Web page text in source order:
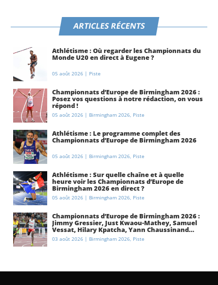
ARTICLES RÉCENTS
Athlétisme : Où regarder les Championnats du
Monde U20 en direct à Eugene ?
05 août 2026 | Piste
Championnats d’Europe de Birmingham 2026 :
Posez vos questions à notre rédaction, on vous
répond !
05 août 2026 | Birmingham 2026 Piste
Athlétisme : Le programme complet des
Championnats d’Europe de Birmingham 2026
05 août 2026 | Birmingham 2026 Piste
Athlétisme : Sur quelle chaîne et à quelle
heure voir les Championnats d’Europe de
Birmingham 2026 en direct ?
05 août 2026 | Birmingham 2026 Piste
Championnats d’Europe de Birmingham 2026 :
Jimmy Gressier, Just Kwaou-Mathey, Samuel
Vessat, Hilary Kpatcha, Yann Chaussinand…
Présentation de l’équipe de France
d’athlétisme
03 août 2026 | Birmingham 2026 Piste